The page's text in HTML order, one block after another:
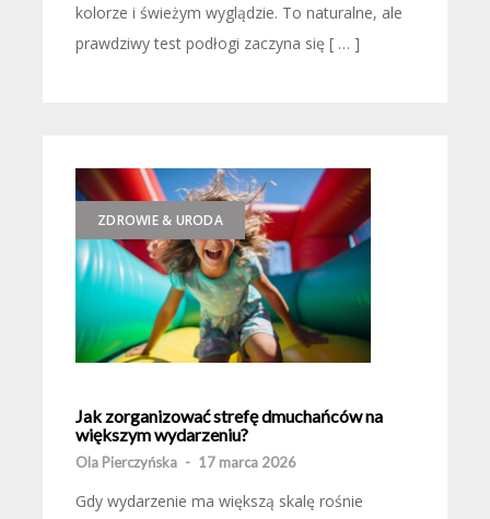
kolorze i świeżym wyglądzie. To naturalne, ale
prawdziwy test podłogi zaczyna się [ … ]
ZDROWIE & URODA
Jak zorganizować strefę dmuchańców na
większym wydarzeniu?
Ola Pierczyńska - 17 marca 2026
Gdy wydarzenie ma większą skalę rośnie